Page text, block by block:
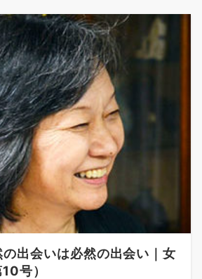
の出会いは必然の出会い｜女
号）